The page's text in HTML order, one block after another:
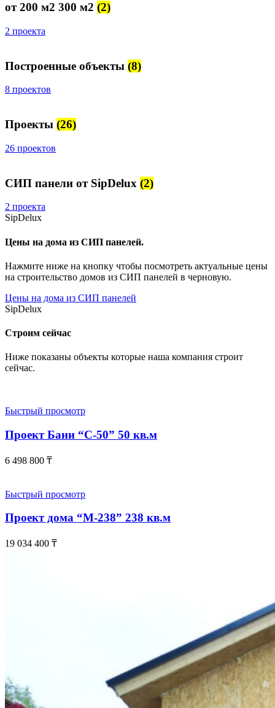
от 200 м2 300 м2 (2)
2 проекта
Построенные объекты (8)
8 проектов
Проекты (26)
26 проектов
СИП панели от SipDelux (2)
2 проекта
SipDelux
Цены на дома из СИП панелей.
Нажмите ниже на кнопку чтобы посмотреть актуальные цены
на строительство домов из СИП панелей в черновую.
Цены на дома из СИП панелей
SipDelux
Строим сейчас
Ниже показаны объекты которые наша компания строит
сейчас.
Быстрый просмотр
Проект Бани “С-50” 50 кв.м
6 498 800 ₸
Быстрый просмотр
Проект дома “М-238” 238 кв.м
19 034 400 ₸